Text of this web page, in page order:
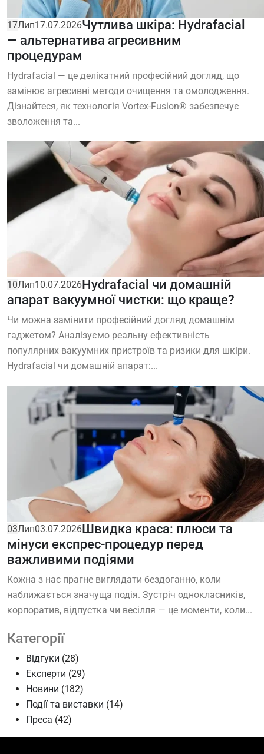
17Лип17.07.2026Чутлива шкіра: Hydrafacial
— альтернатива агресивним
процедурам
Hydrafacial — це делікатний професійний догляд, що
замінює агресивні методи очищення та омолодження.
Дізнайтеся, як технологія Vortex-Fusion® забезпечує
зволоження та...
10Лип10.07.2026Hydrafacial чи домашній
апарат вакуумної чистки: що краще?
Чи можна замінити професійний догляд домашнім
гаджетом? Аналізуємо реальну ефективність
популярних вакуумних пристроїв та ризики для шкіри.
Hydrafacial чи домашній апарат:...
03Лип03.07.2026Швидка краса: плюси та
мінуси експрес-процедур перед
важливими подіями
Кожна з нас прагне виглядати бездоганно, коли
наближається значуща подія. Зустріч однокласників,
корпоратив, відпустка чи весілля — це моменти, коли...
Категорії
Відгуки (28)
Експерти (29)
Новини (182)
Події та виставки (14)
Преса (42)